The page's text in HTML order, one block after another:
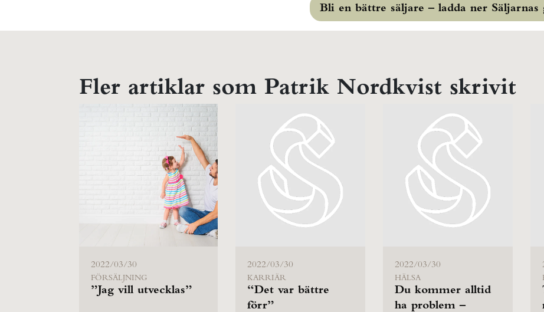
Bli en bättre säljare – ladda ner
Fler artiklar som Patrik Nordkvist skrivit
2022/03/30
FÖRSÄLJNING
”Jag vill utvecklas”
2022/03/30
KARRIÄR
“Det var bättre
förr”
2022/03/30
HÄLSA
Du kommer alltid
ha problem –